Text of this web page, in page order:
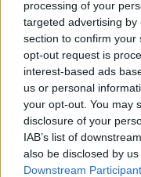
processing of your
targeted advertising
section to confirm your
opt-out request is
interest-based ads
us or personal
your opt-out. You may
disclosure of your
IAB’s list of
also be disclosed by
Downstream
Editado14 de
Responder